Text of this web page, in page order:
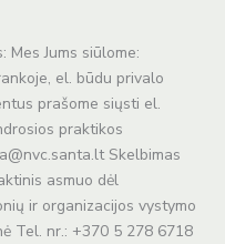
Mes Jums siūlome:
el. būdu privalo
prašome siųsti el.
praktikos
Skelbimas
asmuo dėl
ir organizacijos vystymo
Tel. nr.: +370 5 278 6718